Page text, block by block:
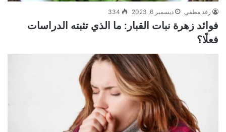
رغد مطفي ديسمبر 6, 2023 334
فوائد زهرة نبات القبار: ما الذي تثبته الدراسات
فعلًا؟